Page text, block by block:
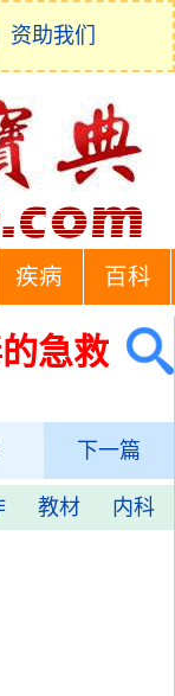
资助我们
疾病 百科
急救
下一篇
教材 内科